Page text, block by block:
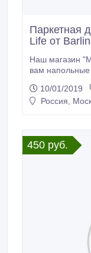
Паркетная
Life от
Наш магазин
вам напольные
of Life", хорошо зарекомендовавшую себя
благодаря качеству,
имеют длину 2200 мм, ширину
14мм.
10/01/2019
Россия,
450 руб.